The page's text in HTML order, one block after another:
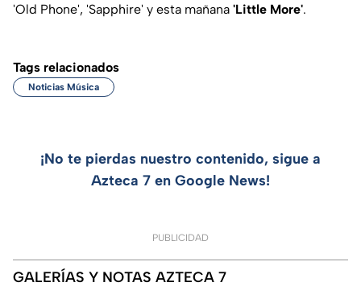
'Old Phone', 'Sapphire' y esta mañana 'Little More'.
Tags relacionados
Noticias Música
¡No te pierdas nuestro contenido, sigue a
Azteca 7 en Google News!
PUBLICIDAD
GALERÍAS Y NOTAS AZTECA 7